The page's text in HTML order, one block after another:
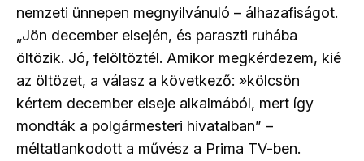
nemzeti ünnepen megnyilvánuló – álhazafiságot.
„Jön december elsején, és paraszti ruhába
öltözik. Jó, felöltöztél. Amikor megkérdezem, kié
az öltözet, a válasz a következő: »kölcsön
kértem december elseje alkalmából, mert így
mondták a polgármesteri hivatalban” –
méltatlankodott a művész a Prima TV-ben.